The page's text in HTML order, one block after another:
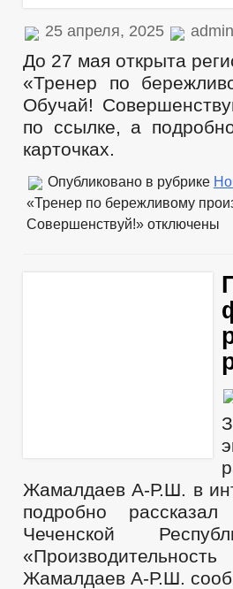
25 апреля, 2025 admin
До 27 мая открыта
«Тренер по
Обучай!
по ссылке, а
карточках.
Опубликовано в рубрике
«Тренер по бережливому
Совершенствуй!» отключены
Жамалдаев А-Р.Ш. в
подробно
Чеченской
Жамалдаев А-Р.Ш.